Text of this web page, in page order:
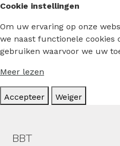
Cookie instellingen
Om uw ervaring op onze
we naast functionele cookies
gebruiken waarvoor we uw
Meer lezen
Accepteer Weiger
Hoofdmenu
BBT